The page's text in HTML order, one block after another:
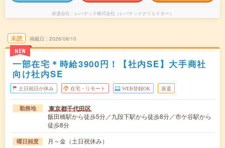
派遣会社 レバテック株式会社（レバテッククリエイター）
未読
NEW
掲載日 2026/08/10
一部在宅＊時給3900円！【社内SE】大手商社
向け社内SE
土日祝日が休み 在宅・リモート WEB登録OK 派遣
勤務地 東京都千代田区
飯田橋駅から徒歩5分／九段下駅から徒歩8分／市ケ谷駅から
徒歩8分
曜日頻度 月～金（土日祝休み）